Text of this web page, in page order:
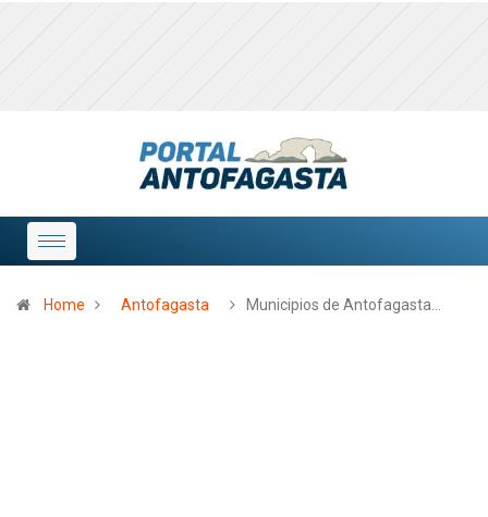
Home Antofagasta Municipios de Antofagasta…